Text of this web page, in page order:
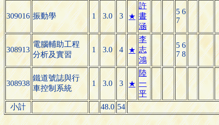
309016 振動學 1 3.0 3 ★
許
書
涵
5 6
7
308913
電腦輔助工程
分析及實習
1 3.0 4 ★
李
志
鴻
5 6
7 8
308938
鐵道號誌與行
車控制系統
1 3.0 3 ★
陸
一
平
小計
48.0 54